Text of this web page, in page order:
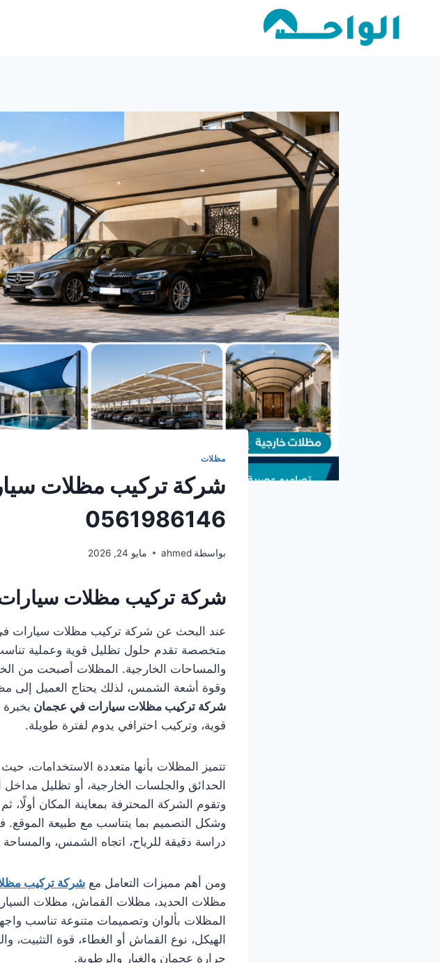
مظلات
شركة تركيب مظلات
0561986146
بواسطة ahmed مايو 24, 2026
شركة تركيب مظلات
عند البحث عن شركة تركيب مظلات سيارات
متخصصة تقدم حلول تظليل قوية وعملية
والمساحات الخارجية. المظلات أصبحت من
وقوة أشعة الشمس، لذلك يحتاج العميل إلى
شركة تركيب مظلات سيارات في عجمان
قوية، وتركيب احترافي يدوم لفترة طويلة.
تتميز المظلات بأنها متعددة الاستخدامات،
الحدائق والجلسات الخارجية، أو تظليل
وتقوم الشركة المحترفة بمعاينة المكان أولًا،
وشكل التصميم بما يتناسب مع طبيعة الموقع.
دراسة دقيقة للرياح، اتجاه الشمس، والمساحة
ومن أهم مميزات التعامل مع شركة تركيب
مظلات الحديد، مظلات القماش، مظلات
المظلات بألوان وتصميمات متنوعة تناسب
الهيكل، نوع القماش أو الغطاء، قوة التثبيت،
حرارة عجمان والغبار والرطوبة.